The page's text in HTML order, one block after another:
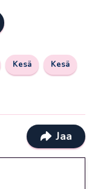
Kesä Kesä
Jaa